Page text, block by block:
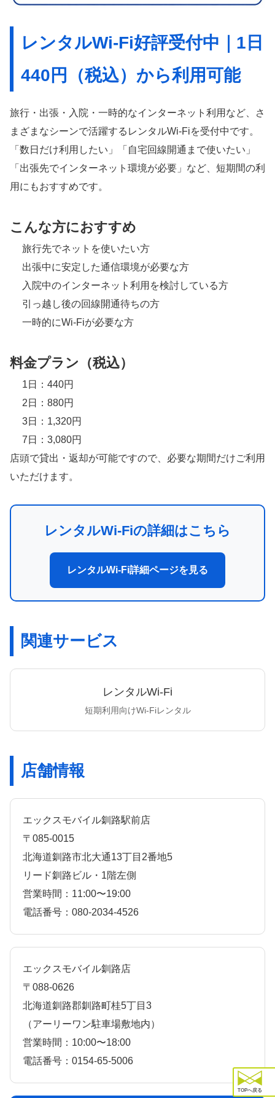
レンタルWi-Fi好評受付中｜1日
440円（税込）から利用可能
旅行・出張・入院・一時的なインターネット利用など、さ
まざまなシーンで活躍する レンタルWi-Fiを受付中です。
「数日だけ利用したい」「自宅回線開通まで使いたい」
「出張先でインターネット環境が必要」など、短期間の利
用にもおすすめです。
こんな方におすすめ
旅行先でネットを使いたい方
出張中に安定した通信環境が必要な方
入院中のインターネット利用を検討している方
引っ越し後の回線開通待ちの方
一時的にWi-Fiが必要な方
料金プラン（税込）
1日：440円
2日：880円
3日：1,320円
7日：3,080円
店頭で貸出・返却が可能ですので、必要な期間だけご利用
いただけます。
レンタルWi-Fiの詳細はこちら
レンタルWi-Fi詳細ページを見る
関連サービス
レンタルWi-Fi
短期利用向けWi-Fiレンタル
店舗情報
エックスモバイル釧路駅前店
〒085-0015
北海道釧路市北大通13丁目2番地5
リード釧路ビル・1階左側
営業時間：11:00〜19:00
電話番号：080-2034-4526
エックスモバイル釧路店
〒088-0626
北海道釧路郡釧路町桂5丁目3
（アーリーワン駐車場敷地内）
営業時間：10:00〜18:00
電話番号：0154-65-5006
TOPへ戻る